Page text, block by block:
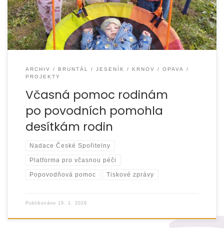
ARCHIV BRUNTÁL JESENÍK KRNOV
OPAVA
PROJEKTY
Včasná pomoc rodinám
po povodních pomohla
desítkám rodin
Nadace České Spořitelny
Platforma pro včasnou péči
Popovodňová pomoc Tiskové zprávy
Publikováno 19. 1. 2026